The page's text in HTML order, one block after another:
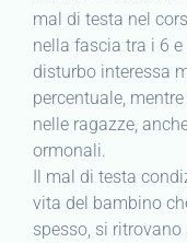
mal di testa nel
nella fascia tra i 6
disturbo interessa
percentuale,
nelle ragazze,
ormonali.
Il mal di testa
vita del bambino
spesso, si